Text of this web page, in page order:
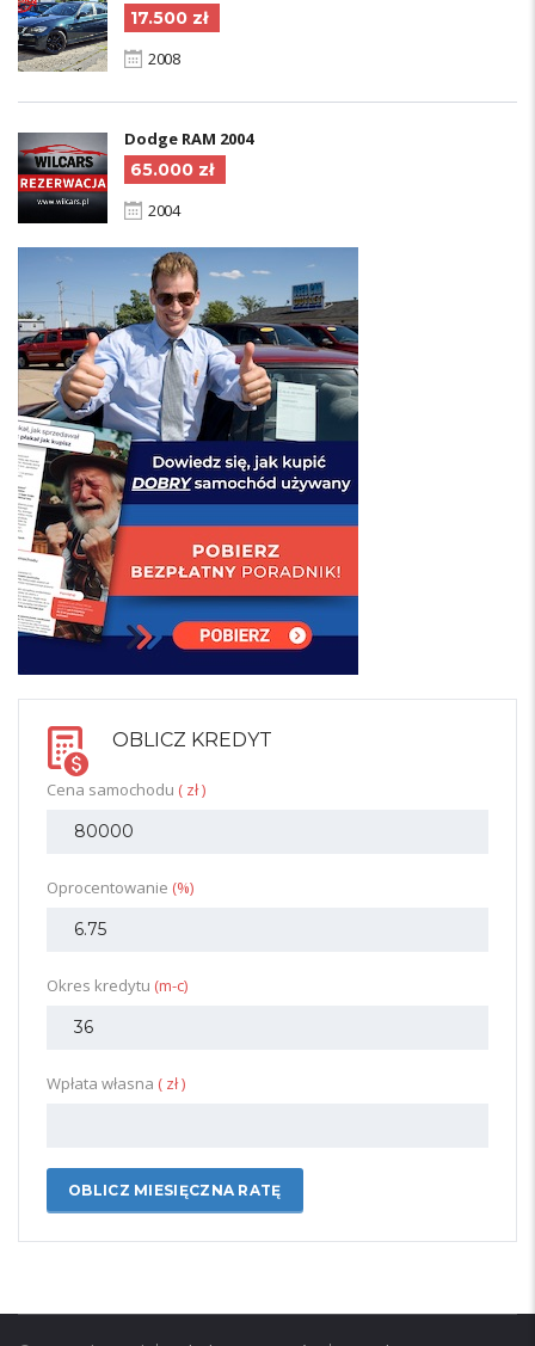
17.500 zł
2008
Dodge RAM 2004
65.000 zł
2004
OBLICZ KREDYT
Cena samochodu ( zł )
Oprocentowanie (%)
Okres kredytu (m-c)
Wpłata własna ( zł )
OBLICZ MIESIĘCZNA RATĘ